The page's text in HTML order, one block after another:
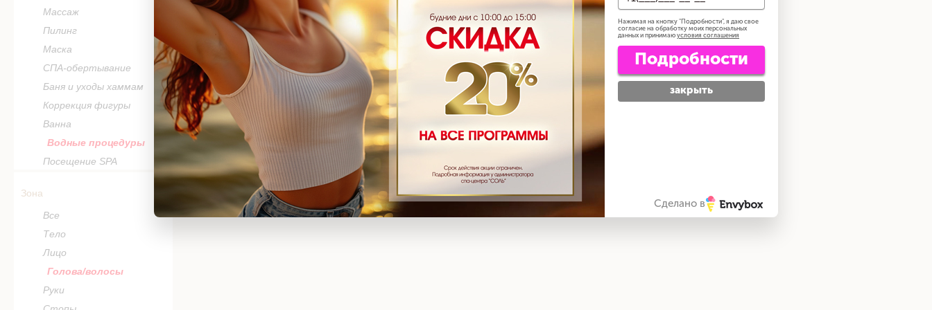
Массаж
Пилинг
Маска
СПА-обертывание
Баня и уходы хаммам
Коррекция фигуры
Ванна
Водные процедуры
Посещение SPA
Зона
Все
Тело
Лицо
Голова/волосы
Руки
Нажимая на кнопку "Подробности", я даю свое
согласие на обработку моих персональных
данных и принимаю условия соглашения
Подробности
закрыть
Сделано в